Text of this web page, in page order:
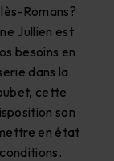
Romans?
Jullien est
besoins en
dans la
cette
son
en état